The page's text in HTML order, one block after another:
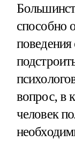
способно
поведения
вопрос, в
человек